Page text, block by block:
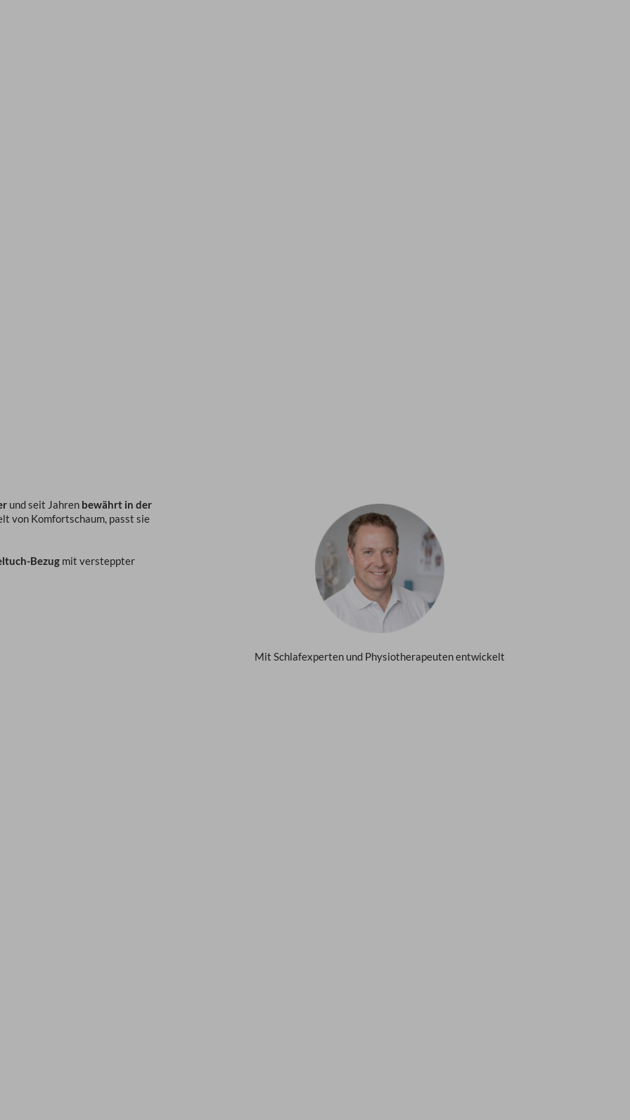
und seit Jahren bewährt in der
von Komfortschaum, passt sie
Bezug mit versteppter
Mit Schlafexperten und Physiotherapeuten entwickelt